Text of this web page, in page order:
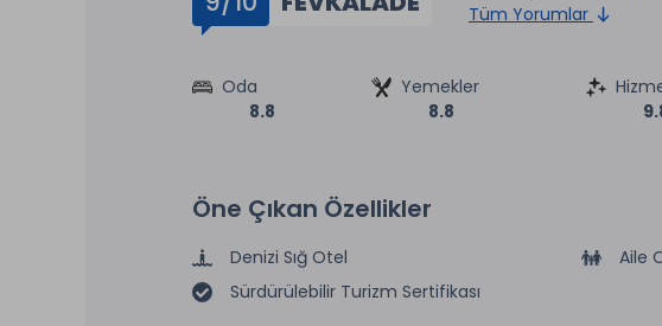
Tüm Yorumlar
Oda
8.8
Yemekler
8.8
Öne Çıkan Özellikler
Denizi Sığ Otel
Aile
Sürdürülebilir Turizm Sertifikası